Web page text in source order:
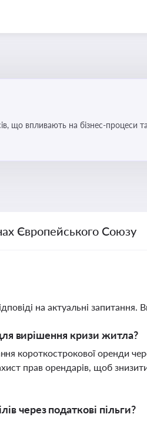
що впливають на бізнес-процеси та
Європейського Союзу
на актуальні запитання.
вирішення кризи житла?
короткострокової оренди
прав орендарів, щоб
через податкові пільги?